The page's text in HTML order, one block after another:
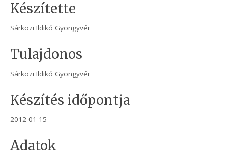
Készítette
Sárközi Ildikó Gyöngyvér
Tulajdonos
Sárközi Ildikó Gyöngyvér
Készítés időpontja
2012-01-15
Adatok